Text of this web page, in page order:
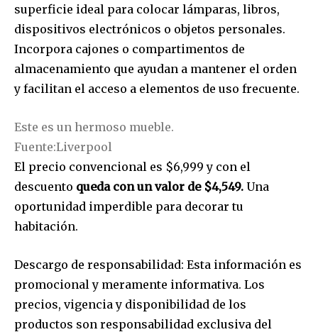
Únete a nuestra comunidad de
suscriptores y sé parte de la
conversación.
superficie ideal para colocar lámparas, libros,
dispositivos electrónicos o objetos personales.
Incorpora cajones o compartimentos de
almacenamiento que ayudan a mantener el orden
y facilitan el acceso a elementos de uso frecuente.
Este es un hermoso mueble.
Fuente:Liverpool
El precio convencional es $6,999 y con el
descuento queda con un valor de $4,549. Una
oportunidad imperdible para decorar tu
habitación.
Descargo de responsabilidad: Esta información es
promocional y meramente informativa. Los
precios, vigencia y disponibilidad de los
productos son responsabilidad exclusiva del